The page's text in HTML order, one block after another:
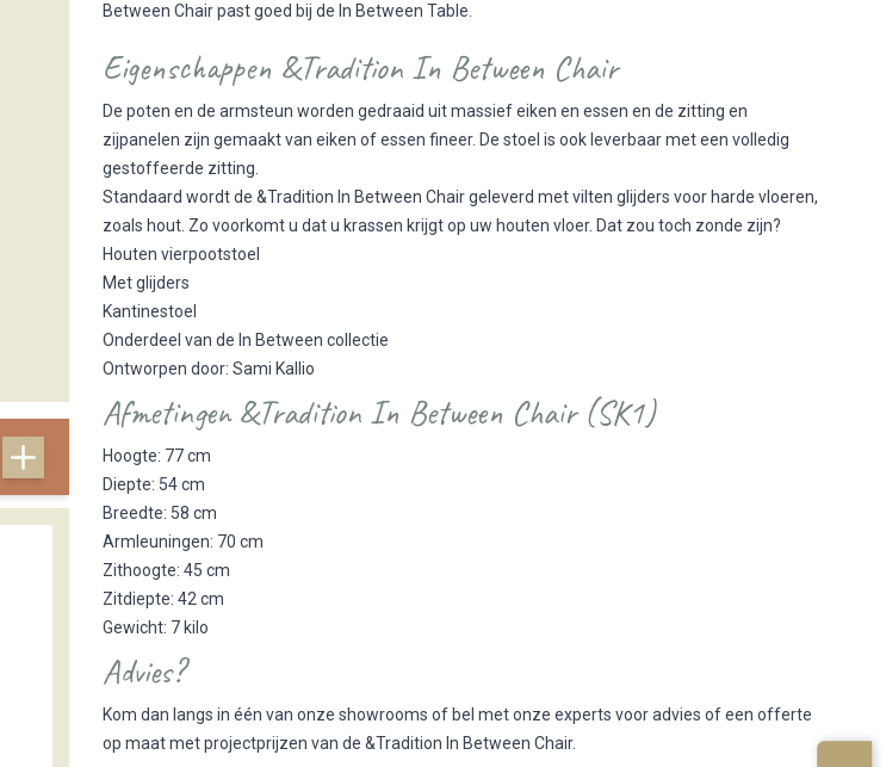
Between Chair past goed bij de In Between Table.
Eigenschappen &Tradition In Between Chair
De poten en de armsteun worden gedraaid uit massief eiken en essen en de zitting en
zijpanelen zijn gemaakt van eiken of essen fineer. De stoel is ook leverbaar met een volledig
gestoffeerde zitting.
Standaard wordt de &Tradition In Between Chair geleverd met vilten glijders voor harde vloeren,
zoals hout. Zo voorkomt u dat u krassen krijgt op uw houten vloer. Dat zou toch zonde zijn?
Houten vierpootstoel
Met glijders
Kantinestoel
Onderdeel van de In Between collectie
Ontworpen door: Sami Kallio
Afmetingen &Tradition In Between Chair (SK1)
Hoogte: 77 cm
Diepte: 54 cm
Breedte: 58 cm
Armleuningen: 70 cm
Zithoogte: 45 cm
Zitdiepte: 42 cm
Gewicht: 7 kilo
Advies?
Kom dan langs in één van onze showrooms of bel met onze experts voor advies of een offerte
op maat met projectprijzen van de &Tradition In Between Chair.